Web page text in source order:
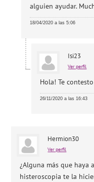
alguien ayudar.
18/04/2020 a las 5:06
Isi23
Ver perfil
Hola! Te
26/11/2020 a las 16:43
Hermion30
Ver perfil
¿Alguna más que haya
histeroscopia te la